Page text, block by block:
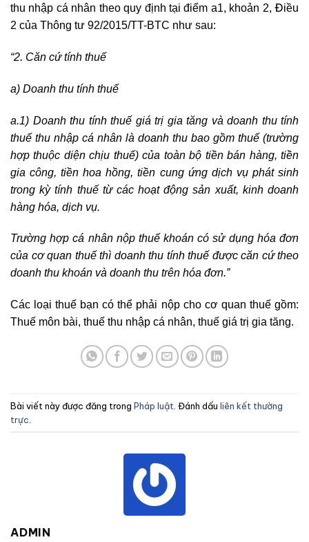
thu nhập cá nhân theo quy định tại điểm a1, khoản 2, Điều
2 của Thông tư 92/2015/TT-BTC như sau:
“2. Căn cứ tính thuế
a) Doanh thu tính thuế
a.1) Doanh thu tính thuế giá trị gia tăng và doanh thu tính
thuế thu nhập cá nhân là doanh thu bao gồm thuế (trường
hợp thuộc diện chịu thuế) của toàn bộ tiền bán hàng, tiền
gia công, tiền hoa hồng, tiền cung ứng dịch vụ phát sinh
trong kỳ tính thuế từ các hoạt động sản xuất, kinh doanh
hàng hóa, dịch vụ.
Trường hợp cá nhân nộp thuế khoán có sử dụng hóa đơn
của cơ quan thuế thì doanh thu tính thuế được căn cứ theo
doanh thu khoán và doanh thu trên hóa đơn.”
Các loại thuế bạn có thể phải nộp cho cơ quan thuế gồm:
Thuế môn bài, thuế thu nhập cá nhân, thuế giá trị gia tăng.
Bài viết này được đăng trong Pháp luật . Đánh dấu liên kết thường
trực
ADMIN